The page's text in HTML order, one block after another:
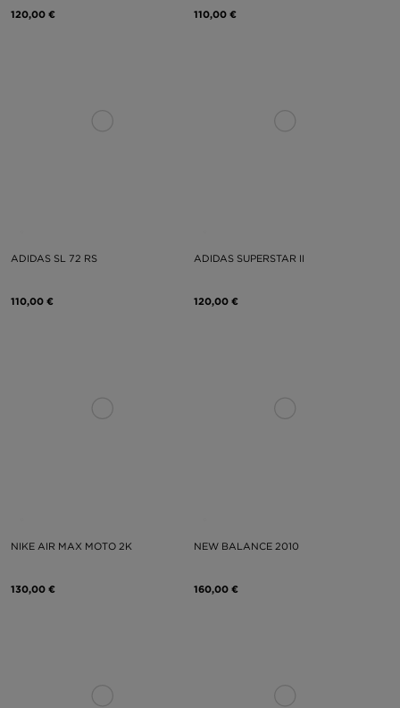
120,00 € 110,00 €
ADIDAS SL 72 RS
110,00 €
ADIDAS SUPERSTAR II
120,00 €
NIKE AIR MAX MOTO 2K
130,00 €
NEW BALANCE 2010
160,00 €